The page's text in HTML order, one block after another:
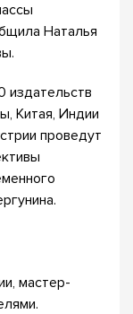
Наталья
издательств
Китая, Индии
проведут
мастер-